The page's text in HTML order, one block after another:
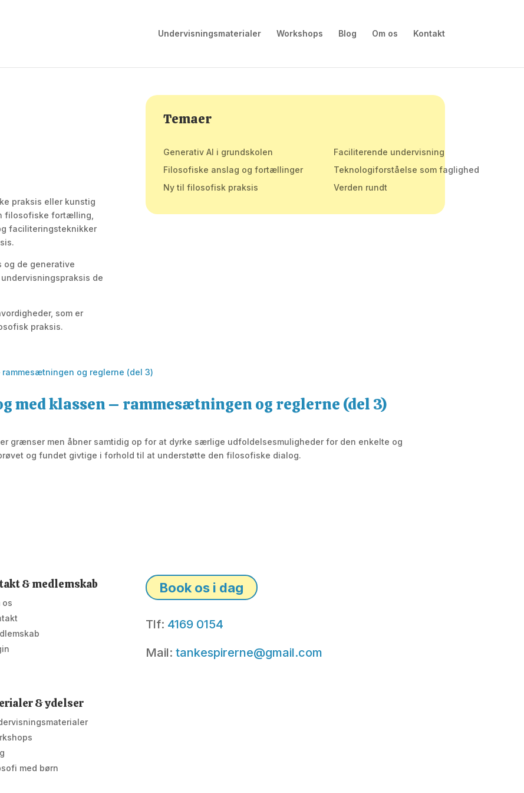
Undervisningsmaterialer Workshops Blog Om os Kontakt
praksis eller kunstig
filosofiske fortælling,
faciliteringsteknikker
og de generative
de
som er
praksis.
Temaer
Generativ AI i grundskolen
Faciliterende undervisning
Filosofiske anslag og fortællinger
Teknologiforståelse som faglighed
Ny til filosofisk praksis
Verden rundt
med klassen – rammesætningen og reglerne (del 3)
grænser men åbner samtidig op for at dyrke særlige udfoldelsesmuligheder for den enkelte og
og fundet givtige i forhold til at understøtte den filosofiske dialog.
& medlemskab
os
& ydelser
med børn
Book os i dag
Tlf: 4169 0154
Mail: tankespirerne@gmail.com